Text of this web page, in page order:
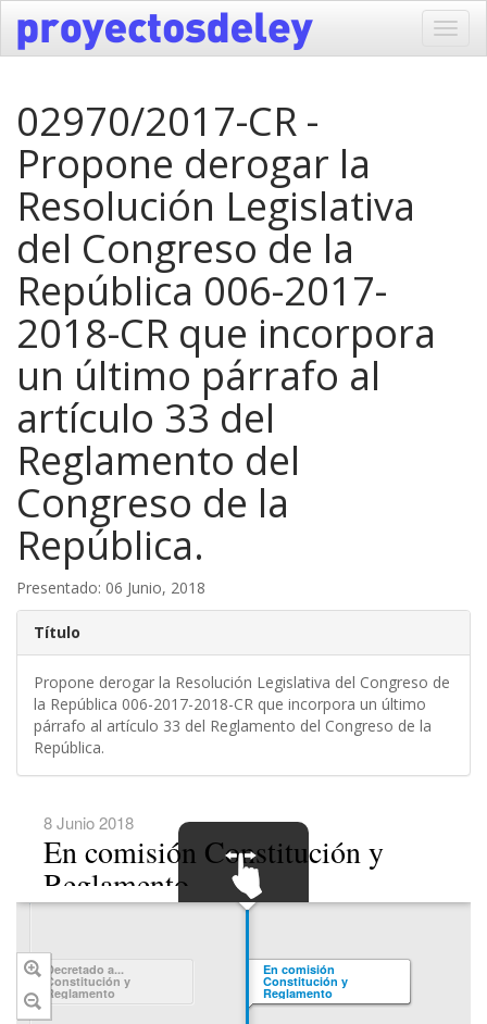
02970/2017-CR -
Propone derogar la
Resolución Legislativa
del Congreso de la
República 006-2017-
2018-CR que incorpora
un último párrafo al
artículo 33 del
Reglamento del
Congreso de la
República.
Presentado: 06 Junio, 2018
Título
Propone derogar la Resolución Legislativa del Congreso de
la República 006-2017-2018-CR que incorpora un último
párrafo al artículo 33 del Reglamento del Congreso de la
República.
8 Junio 2018
En comisión Constitución y
Reglamento
SWIPE TO
Decretado a...
Constitución y
Reglamento
En comisión
Constitución y
Reglamento